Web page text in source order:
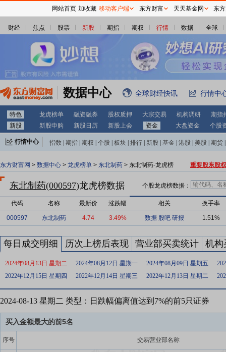
财经 焦点 股票 新股 期指 期权 行情 数据 全球
数据中心 全球财经快讯 行情中
特色 龙虎榜单 融资融券 股权质押 大宗交易 机构调研
期指
新股
新股申购 新股日历 新股上会 资金 大盘资金 个股
行情中心 指数 期指 期权 个股 板块 排行 新股 基金 港股 美股 期货
东方财富网 > 数据中心 > 龙虎榜单 > 东北制药 > 东北制药-龙虎榜 重要股东股
东北制药(000597)龙虎榜数据 个股龙虎榜数据：
代码 名称 最新价 涨跌幅 相关 换手率
000597 东北制药 4.74 3.49% 数据 股吧 研报 1.51%
每日成交明细 历次上榜后表现 营业部买卖统计 机构
2024年08月13日 星期二 2024年08月12日 星期一 2024年08月09日 星期五
2022年12月15日 星期四
2022年12月14日 星期三 2022年12月13日 星期二
2024-08-13 星期二 类型：日跌幅偏离值达到7%的前5只证券
买入金额最大的前5名
序号 交易营业部名称
网站首页 加收藏 移动客户端 东方财富 天天基金网 东